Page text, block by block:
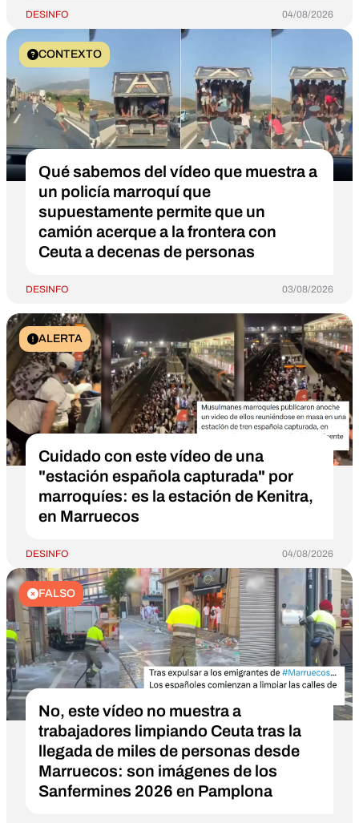
DESINFO 04/08/2026
CONTEXTO
Qué sabemos del vídeo que muestra a
un policía marroquí que
supuestamente permite que un
camión acerque a la frontera con
Ceuta a decenas de personas
DESINFO 03/08/2026
ALERTA
Cuidado con este vídeo de una
"estación española capturada" por
marroquíes: es la estación de Kenitra,
en Marruecos
DESINFO 04/08/2026
FALSO
No, este vídeo no muestra a
trabajadores limpiando Ceuta tras la
llegada de miles de personas desde
Marruecos: son imágenes de los
Sanfermines 2026 en Pamplona